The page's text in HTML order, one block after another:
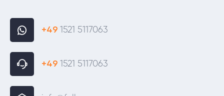
+49 1521 5117063
+49 1521 5117063